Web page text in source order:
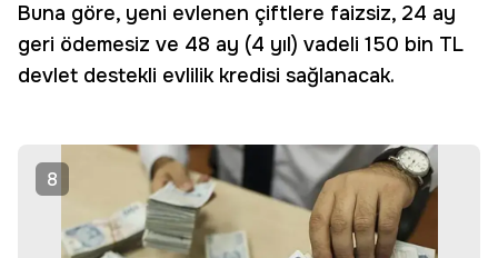
Buna göre, yeni evlenen çiftlere faizsiz, 24 ay
geri ödemesiz ve 48 ay (4 yıl) vadeli 150 bin TL
devlet destekli evlilik kredisi sağlanacak.
8